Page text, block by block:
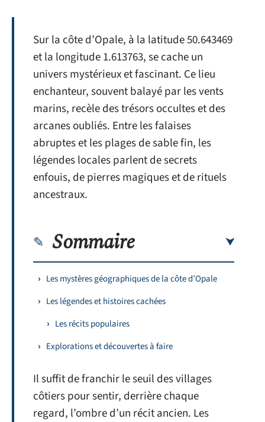
Sur la côte d’Opale, à la latitude 50.643469
et la longitude 1.613763, se cache un
univers mystérieux et fascinant. Ce lieu
enchanteur, souvent balayé par les vents
marins, recèle des trésors occultes et des
arcanes oubliés. Entre les falaises
abruptes et les plages de sable fin, les
légendes locales parlent de secrets
enfouis, de pierres magiques et de rituels
ancestraux.
Sommaire
Les mystères géographiques de la côte d’Opale
Les légendes et histoires cachées
Les récits populaires
Explorations et découvertes à faire
Il suffit de franchir le seuil des villages
côtiers pour sentir, derrière chaque
regard, l’ombre d’un récit ancien. Les